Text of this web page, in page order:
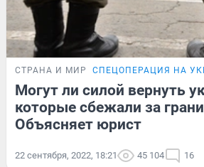
СТРАНА И МИР СПЕЦОПЕРАЦИЯ НА
Могут ли силой вернуть
которые сбежали за
Объясняет юрист
22 сентября, 2022, 18:21 45 104 16